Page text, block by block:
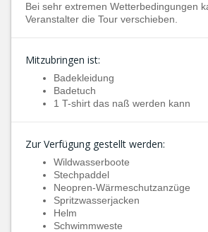
Bei sehr extremen Wetterbedingungen
Veranstalter die Tour verschieben.
Mitzubringen ist:
Badekleidung
Badetuch
1 T-shirt das naß werden kann
Zur Verfügung gestellt werden:
Wildwasserboote
Stechpaddel
Neopren-Wärmeschutzanzüge
Spritzwasserjacken
Helm
Schwimmweste